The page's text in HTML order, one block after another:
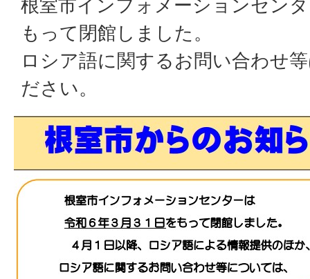
根室市インフォメーションセン
もって閉館しました。
ロシア語に関するお問い合わせ
ださい。